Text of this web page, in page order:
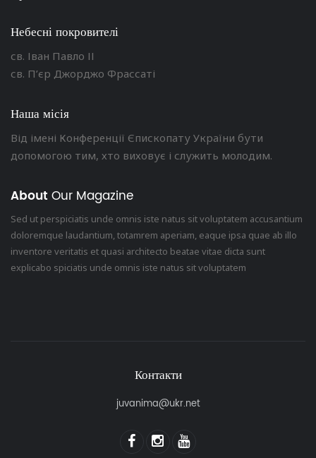
Небесні покровителі
св. Іван Павло ІІ
св. П’єр Джорджо Фрассаті
Наша місія
Від імені Конференції Єпископату України бути
допомогою тим, хто виховує і служить молодим.
About Our Magazine
Sed ut perspiciatis unde omnis iste natus sit voluptatem accusantium
doloremque laudantium, totamrem aperiam, eaque ipsa quae ab illo
inventore veritatis et quasi architecto beatae vitae dicta sunt
explicabo spiciatis unde omnis iste natus sit voluptatem
Контакти
juvanima@ukr.net